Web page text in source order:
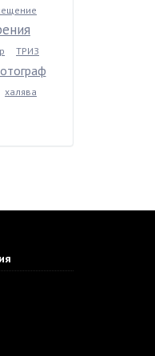
ТРИЗ
халява